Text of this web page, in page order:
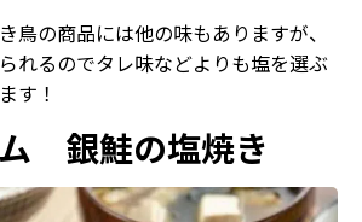
鳥の商品には他の味もありますが、
れるのでタレ味などよりも塩を選ぶ
す！
銀鮭の塩焼き